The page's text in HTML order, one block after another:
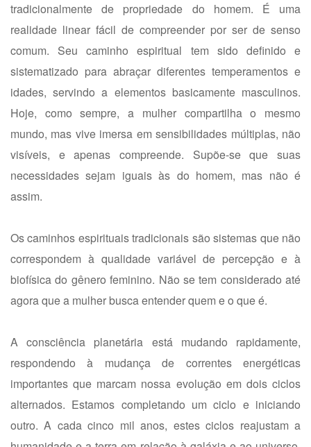
tradicionalmente de propriedade do homem. É uma
realidade linear fácil de compreender por ser de senso
comum. Seu caminho espiritual tem sido definido e
sistematizado para abraçar diferentes temperamentos e
idades, servindo a elementos basicamente masculinos.
Hoje, como sempre, a mulher compartilha o mesmo
mundo, mas vive imersa em sensibilidades múltiplas, não
visíveis, e apenas compreende. Supõe-se que suas
necessidades sejam iguais às do homem, mas não é
assim.
Os caminhos espirituais tradicionais são sistemas que não
correspondem à qualidade variável de percepção e à
biofísica do gênero feminino. Não se tem considerado até
agora que a mulher busca entender quem e o que é.
A consciência planetária está mudando rapidamente,
respondendo à mudança de correntes energéticas
importantes que marcam nossa evolução em dois ciclos
alternados. Estamos completando um ciclo e iniciando
outro. A cada cinco mil anos, estes ciclos reajustam a